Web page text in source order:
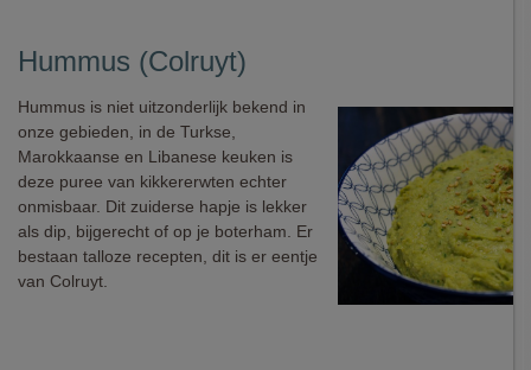
Hummus (Colruyt)
Hummus is niet uitzonderlijk bekend in
onze gebieden, in de Turkse,
Marokkaanse en Libanese keuken is
deze puree van kikkererwten echter
onmisbaar. Dit zuiderse hapje is lekker
als dip, bijgerecht of op je boterham. Er
bestaan talloze recepten, dit is er eentje
van Colruyt.